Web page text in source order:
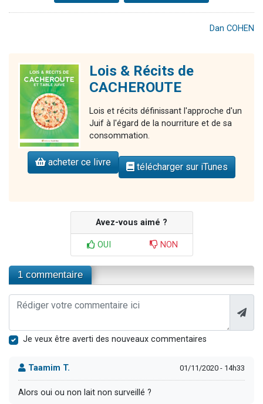
Dan COHEN
Lois & Récits de
CACHEROUTE
Lois et récits définissant l'approche d'un
Juif à l'égard de la nourriture et de sa
consommation.
acheter ce livre télécharger sur iTunes
Avez-vous aimé ?
OUI NON
1 commentaire
Je veux être averti des nouveaux commentaires
Taamim T. 01/11/2020 - 14h33
Alors oui ou non lait non surveillé ?